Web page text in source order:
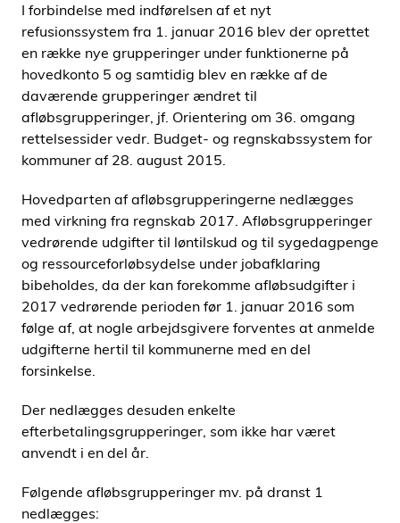
I forbindelse med indførelsen af et nyt
refusionssystem fra 1. januar 2016 blev der oprettet
en række nye grupperinger under funktionerne på
hovedkonto 5 og samtidig blev en række af de
daværende grupperinger ændret til
afløbsgrupperinger, jf. Orientering om 36. omgang
rettelsessider vedr. Budget- og regnskabssystem for
kommuner af 28. august 2015.
Hovedparten af afløbsgrupperingerne nedlægges
med virkning fra regnskab 2017. Afløbsgrupperinger
vedrørende udgifter til løntilskud og til sygedagpenge
og ressourceforløbsydelse under jobafklaring
bibeholdes, da der kan forekomme afløbsudgifter i
2017 vedrørende perioden før 1. januar 2016 som
følge af, at nogle arbejdsgivere forventes at anmelde
udgifterne hertil til kommunerne med en del
forsinkelse.
Der nedlægges desuden enkelte
efterbetalingsgrupperinger, som ikke har været
anvendt i en del år.
Følgende afløbsgrupperinger mv. på dranst 1
nedlægges: